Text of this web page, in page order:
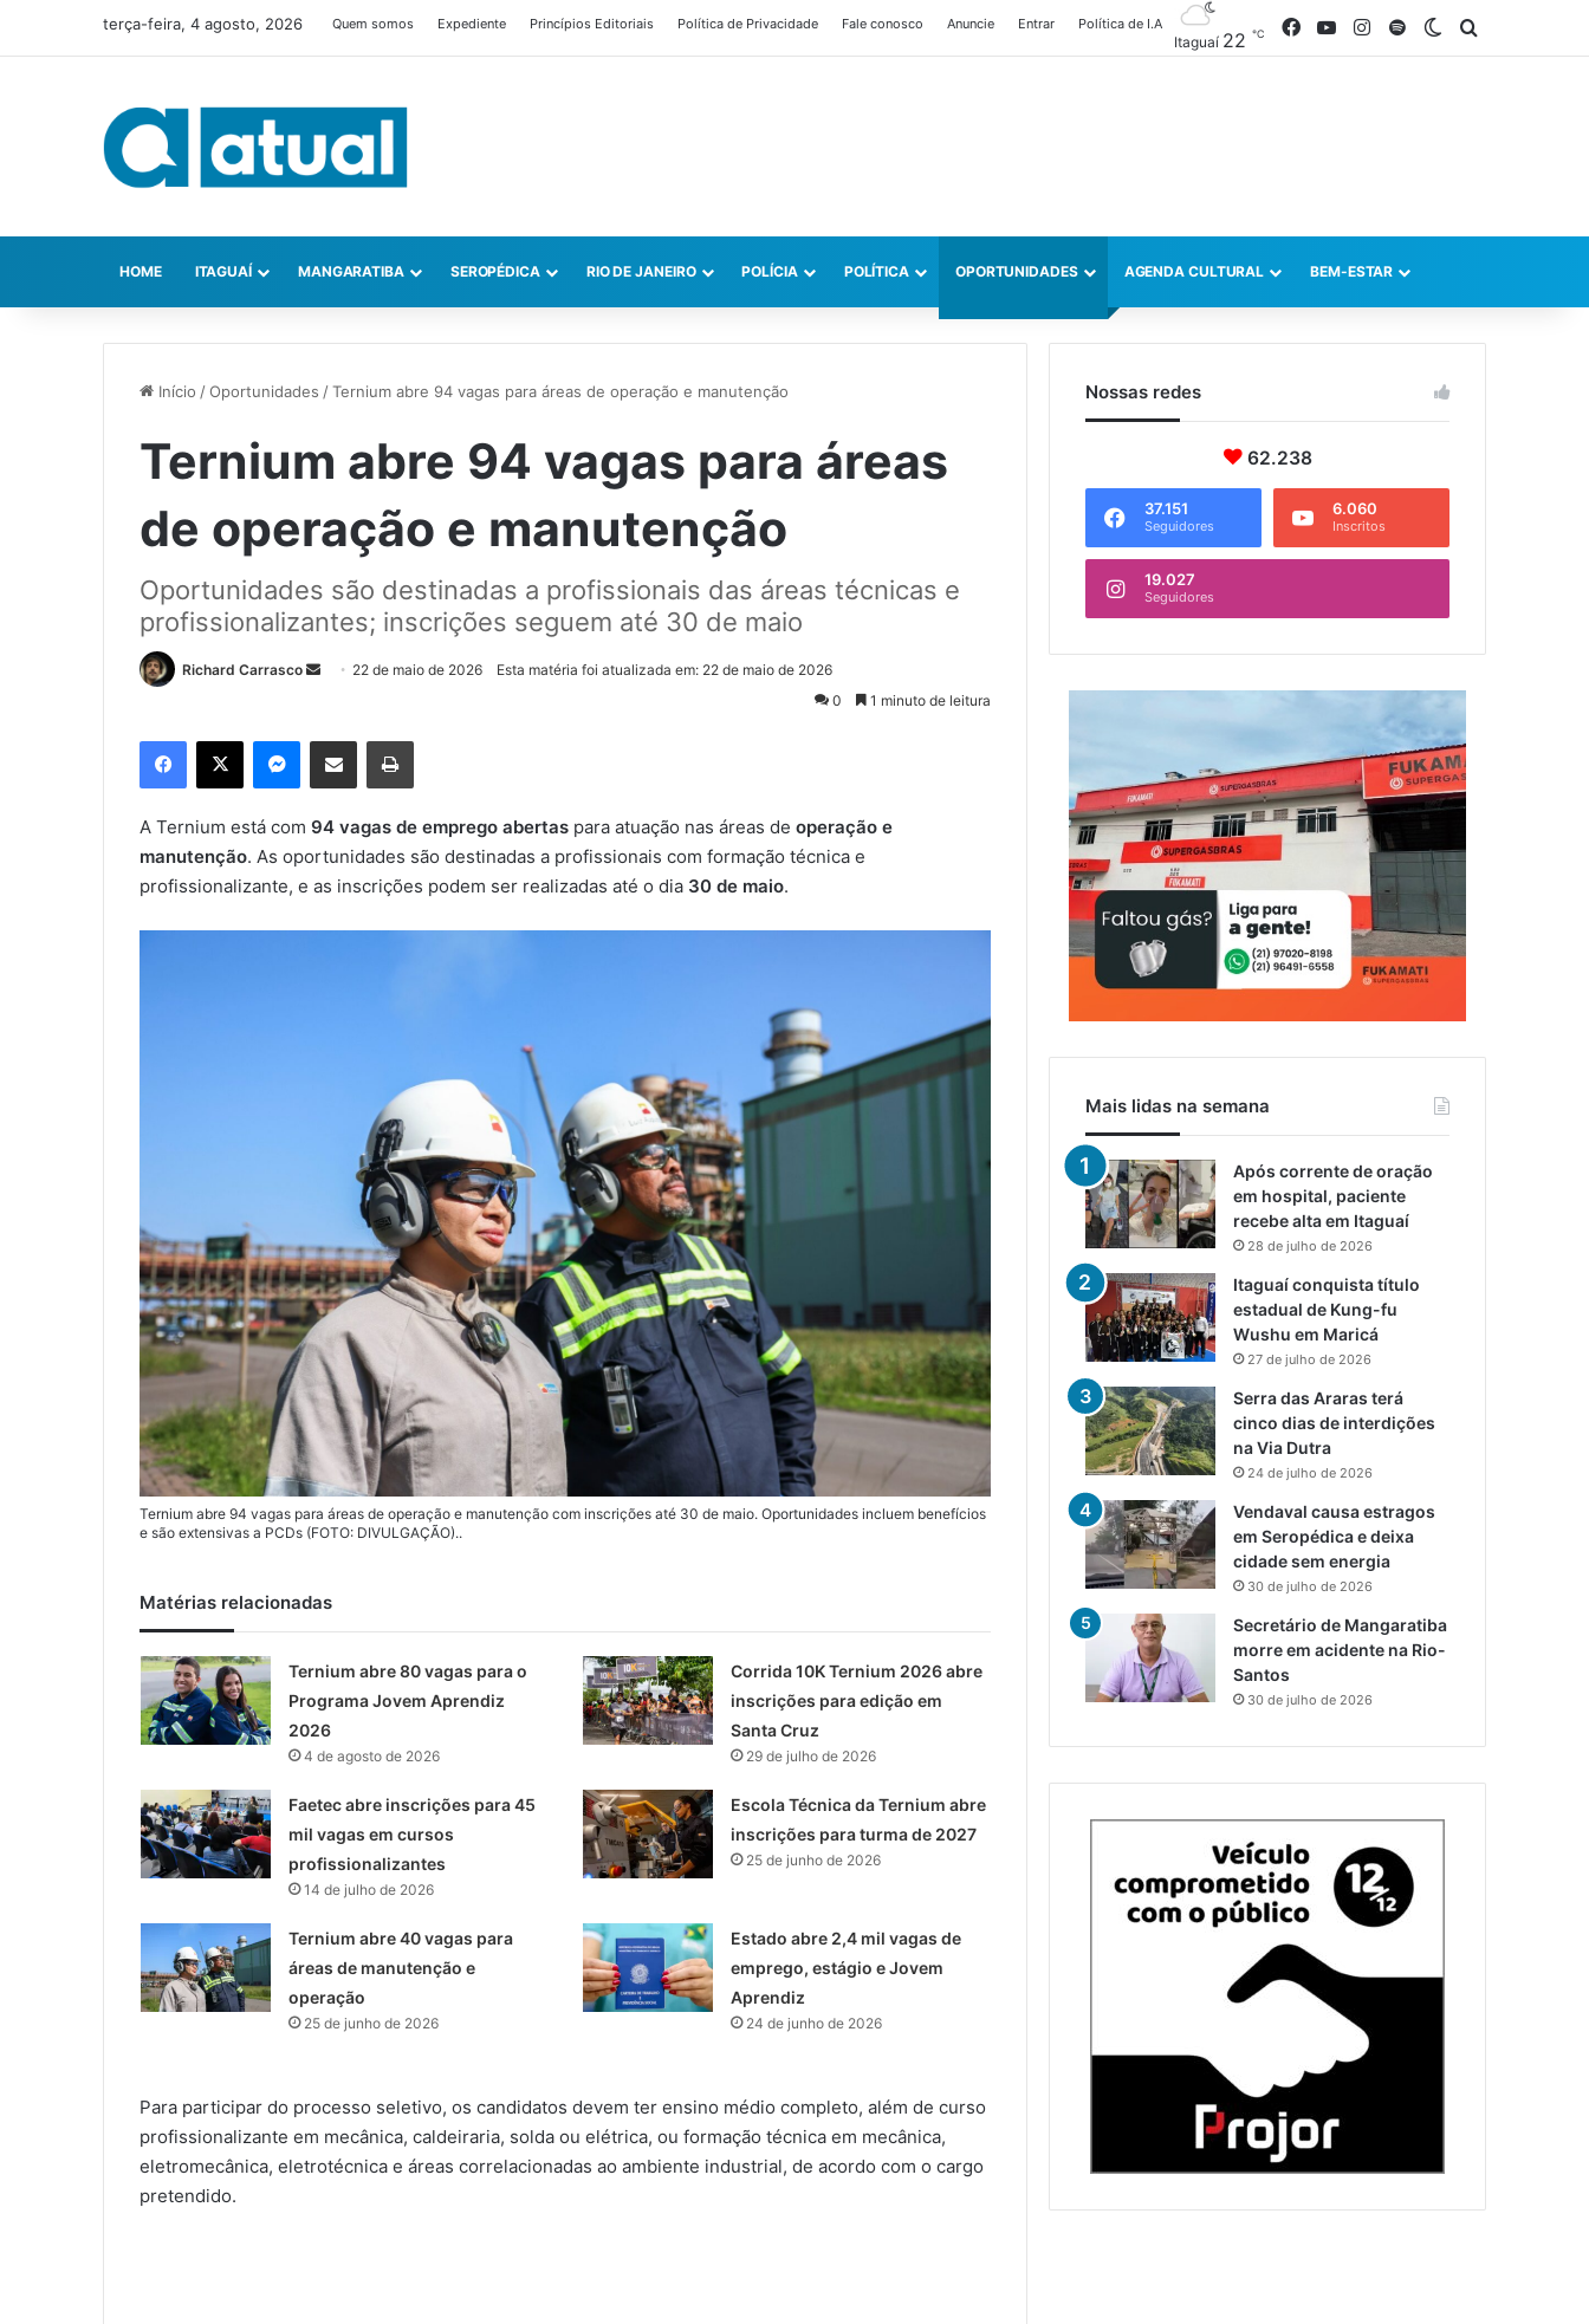
terça-feira, 4 agosto, 2026 Quem somos Expediente Princípios Editoriais Política de Privacidade Fale conosco Anuncie Entrar Política de I.A
Itaguaí 22 ℃ FacebookYouTubeInstagram
SpotifySwitch skin
HOME ITAGUAÍ MANGARATIBA SEROPÉDICA RIO DE JANEIRO POLÍCIA POLÍTICA OPORTUNIDADES AGENDA CULTURAL BEM-ESTAR
Início /Oportunidades /Ternium abre 94 vagas para áreas de operação e manutenção
Ternium abre 94 vagas para áreas
de operação e manutenção
Oportunidades são destinadas a profissionais das áreas técnicas e
profissionalizantes; inscrições seguem até 30 de maio
Richard Carrasco
d
e
-
22 de maio de 2026
Esta matéria foi atualizada em: 22 de maio de 2026
0
1 minuto de leitura
A Ternium está com 94 vagas de emprego abertas para atuação nas áreas de operação e
manutenção. As oportunidades são destinadas a profissionais com formação técnica e
profissionalizante, e as inscrições podem ser realizadas até o dia 30 de maio.
Ternium abre 94 vagas para áreas de operação e manutenção com inscrições até 30 de maio. Oportunidades incluem benefícios
e são extensivas a PCDs (FOTO: DIVULGAÇÃO)..
Matérias relacionadas
Ternium abre 80 vagas para o
Programa Jovem Aprendiz
2026
4 de agosto de 2026
Corrida 10K Ternium 2026 abre
inscrições para edição em
Santa Cruz
29 de julho de 2026
Faetec abre inscrições para 45
mil vagas em cursos
profissionalizantes
14 de julho de 2026
Escola Técnica da Ternium abre
inscrições para turma de 2027
25 de junho de 2026
Ternium abre 40 vagas para
áreas de manutenção e
operação
25 de junho de 2026
Estado abre 2,4 mil vagas de
emprego, estágio e Jovem
Aprendiz
24 de junho de 2026
Para participar do processo seletivo, os candidatos devem ter ensino médio completo, além de curso
profissionalizante em mecânica, caldeiraria, solda ou elétrica, ou formação técnica em mecânica,
eletromecânica, eletrotécnica e áreas correlacionadas ao ambiente industrial, de acordo com o cargo
pretendido.
Nossas redes
62.238
37.151
Seguidores
6.060
Inscritos
19.027
Seguidores
Mais lidas na semana
Após corrente de oração
em hospital, paciente
recebe alta em Itaguaí
28 de julho de 2026
Itaguaí conquista título
estadual de Kung-fu
Wushu em Maricá
27 de julho de 2026
Serra das Araras terá
cinco dias de interdições
na Via Dutra
24 de julho de 2026
Vendaval causa estragos
em Seropédica e deixa
cidade sem energia
30 de julho de 2026
Secretário de Mangaratiba
morre em acidente na Rio-
Santos
30 de julho de 2026